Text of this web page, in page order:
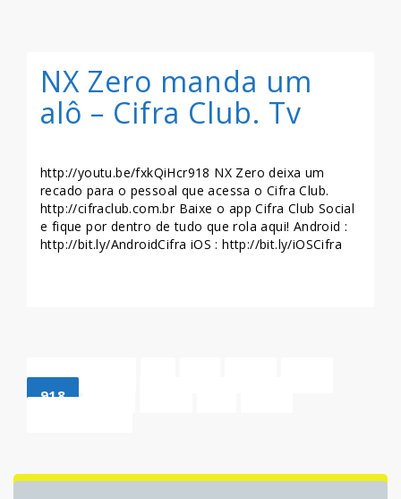
NX Zero manda um
alô – Cifra Club. Tv
http://youtu.be/fxkQiHcr918 NX Zero deixa um
recado para o pessoal que acessa o Cifra Club.
http://cifraclub.com.br Baixe o app Cifra Club Social
e fique por dentro de tudo que rola aqui! Android :
http://bit.ly/AndroidCifra iOS : http://bit.ly/iOSCifra
« ANTERIOR
918